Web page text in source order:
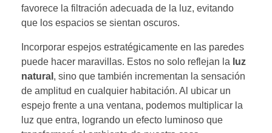
favorece la filtración adecuada de la luz, evitando
que los espacios se sientan oscuros.
Incorporar espejos estratégicamente en las paredes
puede hacer maravillas. Estos no solo reflejan la luz
natural , sino que también incrementan la sensación
de amplitud en cualquier habitación. Al ubicar un
espejo frente a una ventana, podemos multiplicar la
luz que entra, logrando un efecto luminoso que